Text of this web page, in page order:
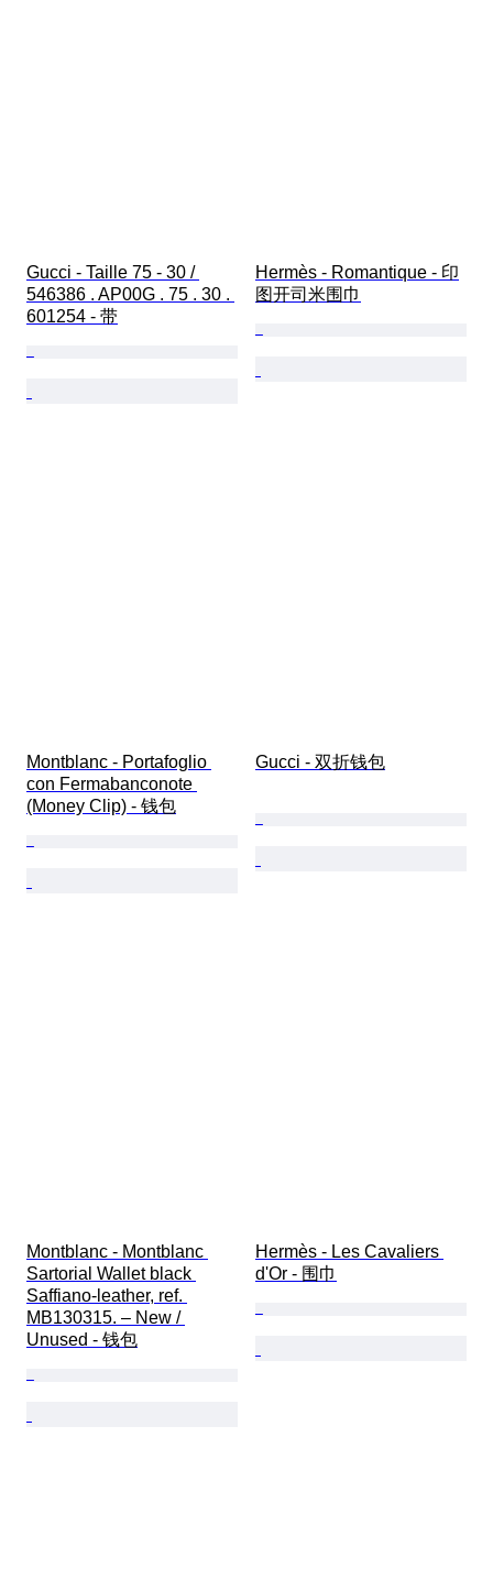
Gucci - Taille 75 - 30 /
546386 . AP00G . 75 . 30 .
601254 - 带
Hermès - Romantique - 印
图开司米围巾
Montblanc - Portafoglio
con Fermabanconote
(Money Clip) - 钱包
Gucci - 双折钱包
Montblanc - Montblanc
Sartorial Wallet black
Saffiano-leather, ref.
MB130315. – New /
Unused - 钱包
Hermès - Les Cavaliers
d'Or - 围巾